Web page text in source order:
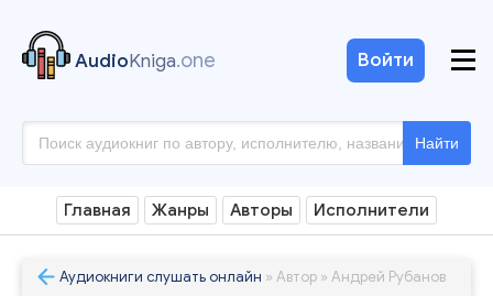
AudioKniga.one
Найти
Войти
Главная Жанры Авторы Исполнители
Аудиокниги слушать онлайн » Автор » Андрей Рубанов